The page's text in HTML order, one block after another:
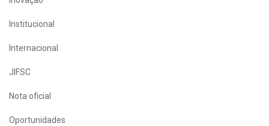
Institucional
Internacional
JIFSC
Nota oficial
Oportunidades